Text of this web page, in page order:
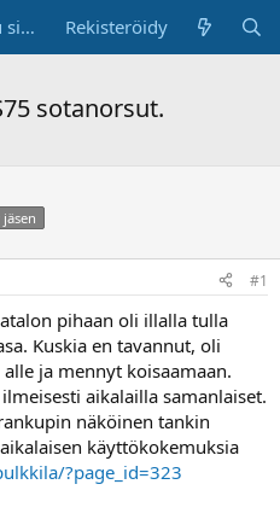
Kirjaudu sisään Rekisteröidy
sotanorsut.
#1
pihaan oli illalla tulla
Kuskia en tavannut, oli
ja mennyt koisaamaan.
aikalailla samanlaiset.
näköinen tankin
käyttökokemuksia
?page_id=323